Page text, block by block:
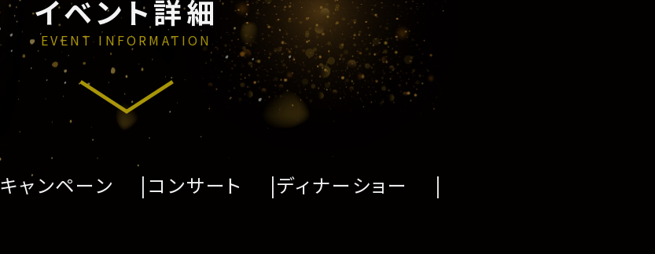
イベント詳細
EVENT INFORMATION
キャンペーン コンサート ディナーショー